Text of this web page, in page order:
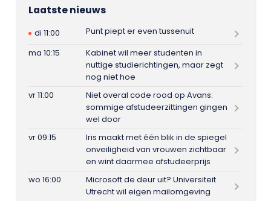
Laatste nieuws
di 11:00
Punt piept er even tussenuit
ma 10:15
Kabinet wil meer studenten in
nuttige studierichtingen, maar zegt
nog niet hoe
vr 11:00
Niet overal code rood op Avans:
sommige afstudeerzittingen gingen
wel door
vr 09:15
Iris maakt met één blik in de spiegel
onveiligheid van vrouwen zichtbaar
en wint daarmee afstudeerprijs
wo 16:00
Microsoft de deur uit? Universiteit
Utrecht wil eigen mailomgeving